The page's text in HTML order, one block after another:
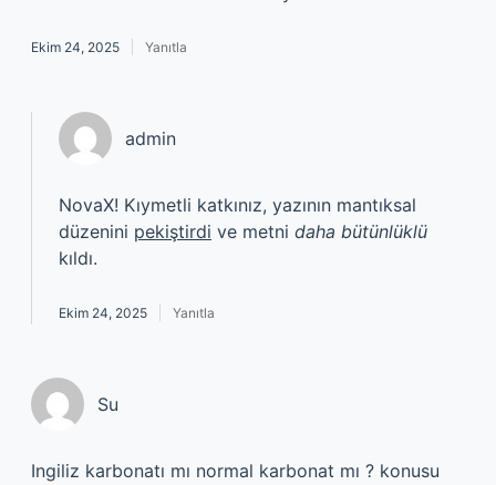
Ekim 24, 2025 Yanıtla
admin
NovaX! Kıymetli katkınız, yazının mantıksal
düzenini pekiştirdi ve metni daha bütünlüklü
kıldı.
Ekim 24, 2025 Yanıtla
Su
Ingiliz karbonatı mı normal karbonat mı ? konusu